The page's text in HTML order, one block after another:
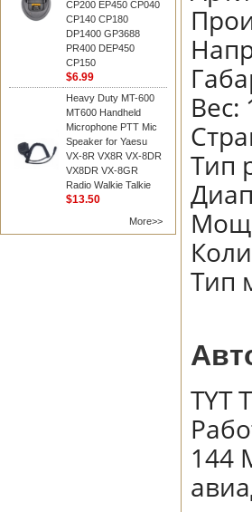
CP200 EP450 CP040
CP140 CP180
DP1400 GP3688
PR400 DEP450
CP150
$6.99
Heavy Duty MT-600
MT600 Handheld
Microphone PTT Mic
Speaker for Yaesu
VX-8R VX8R VX-8DR
VX8DR VX-8GR
Radio Walkie Talkie
$13.50
More>>
Вес:
Тип
Тип
TYT
144